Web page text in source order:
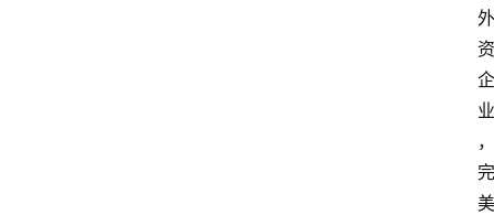
外
资
企
业
，
完
美